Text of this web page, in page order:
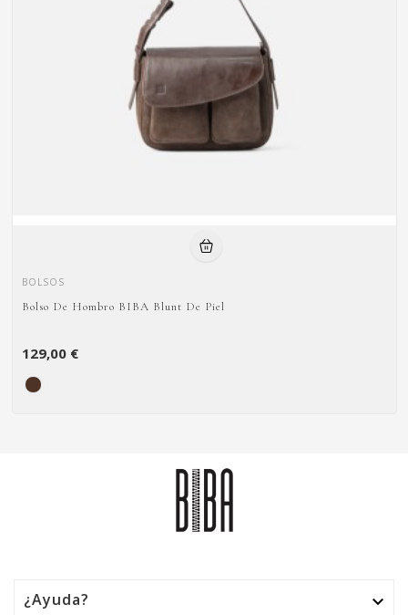
BOLSOS
Bolso De Hombro BIBA Blunt De Piel
129,00 €
¿Ayuda? 